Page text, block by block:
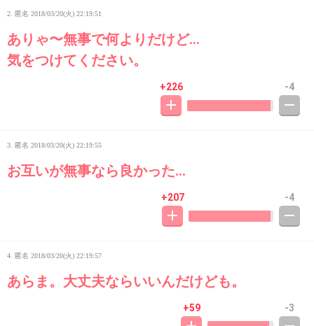
2. 匿名 2018/03/20(火) 22:19:51
ありゃ〜無事で何よりだけど…
気をつけてください。
+226 -4
3. 匿名 2018/03/20(火) 22:19:55
お互いが無事なら良かった…
+207 -4
4. 匿名 2018/03/20(火) 22:19:57
あらま。大丈夫ならいいんだけども。
+59 -3